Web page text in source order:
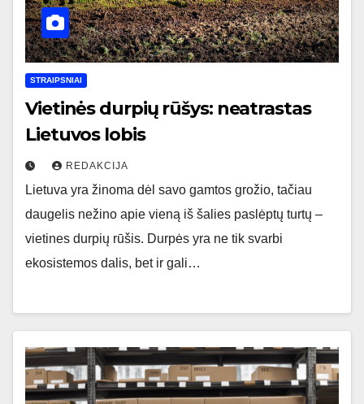
STRAIPSNIAI
Vietinės durpių rūšys: neatrastas
Lietuvos lobis
REDAKCIJA
Lietuva yra žinoma dėl savo gamtos grožio, tačiau
daugelis nežino apie vieną iš šalies paslėptų turtų –
vietines durpių rūšis. Durpės yra ne tik svarbi
ekosistemos dalis, bet ir gali…